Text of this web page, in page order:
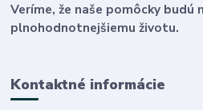
Veríme, že naše pomôcky budú
plnohodnotnejšiemu životu.
Kontaktné informácie